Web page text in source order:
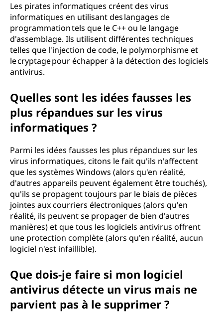
Les pirates informatiques créent des virus
informatiques en utilisant des langages de
programmation tels que le C++ ou le langage
d'assemblage. Ils utilisent différentes techniques
telles que l'injection de code, le polymorphisme et
le cryptage pour échapper à la détection des logiciels
antivirus.
Quelles sont les idées fausses les
plus répandues sur les virus
informatiques ?
Parmi les idées fausses les plus répandues sur les
virus informatiques, citons le fait qu'ils n'affectent
que les systèmes Windows (alors qu'en réalité,
d'autres appareils peuvent également être touchés),
qu'ils se propagent toujours par le biais de pièces
jointes aux courriers électroniques (alors qu'en
réalité, ils peuvent se propager de bien d'autres
manières) et que tous les logiciels antivirus offrent
une protection complète (alors qu'en réalité, aucun
logiciel n'est infaillible).
Que dois-je faire si mon logiciel
antivirus détecte un virus mais ne
parvient pas à le supprimer ?